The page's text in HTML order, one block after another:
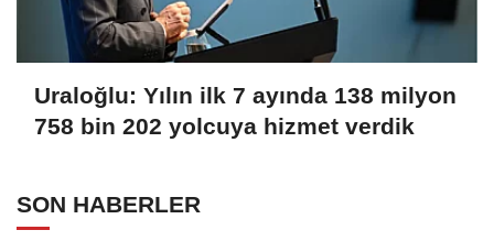
Uraloğlu: Yılın ilk 7 ayında 138 milyon
758 bin 202 yolcuya hizmet verdik
SON HABERLER